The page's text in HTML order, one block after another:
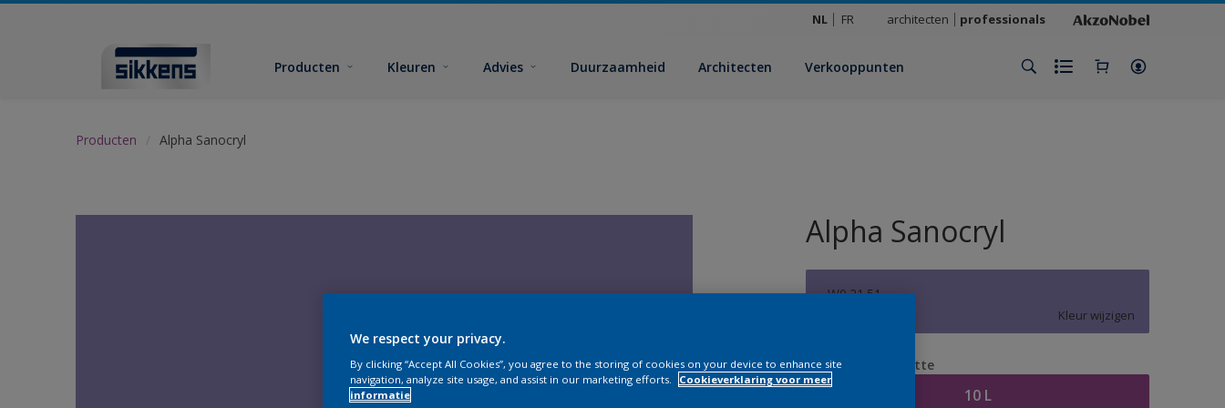
NL FR architecten professionals
Producten Kleuren Advies Duurzaamheid Architecten Verkooppunten
Producten Alpha Sanocryl
Alpha Sanocryl
W0.21.51
Kleur wijzigen
Verpakkingsgrootte
10 L
We respect your privacy.
By clicking “Accept All Cookies”, you agree to the storing of cookies on your device to enhance site
navigation, analyze site usage, and assist in our marketing efforts.
Cookieverklaring voor meer
informatie